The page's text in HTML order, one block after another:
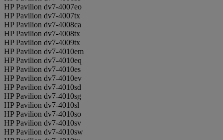
HP Pavilion dv7-4007eo
HP Pavilion dv7-4007tx
HP Pavilion dv7-4008ca
HP Pavilion dv7-4008tx
HP Pavilion dv7-4009tx
HP Pavilion dv7-4010em
HP Pavilion dv7-4010eq
HP Pavilion dv7-4010es
HP Pavilion dv7-4010ev
HP Pavilion dv7-4010sd
HP Pavilion dv7-4010sg
HP Pavilion dv7-4010sl
HP Pavilion dv7-4010so
HP Pavilion dv7-4010sv
HP Pavilion dv7-4010sw